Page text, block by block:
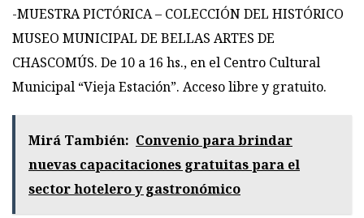
-MUESTRA PICTÓRICA – COLECCIÓN DEL HISTÓRICO
MUSEO MUNICIPAL DE BELLAS ARTES DE
CHASCOMÚS. De 10 a 16 hs., en el Centro Cultural
Municipal “Vieja Estación”. Acceso libre y gratuito.
Mirá También: Convenio para brindar
nuevas capacitaciones gratuitas para el
sector hotelero y gastronómico